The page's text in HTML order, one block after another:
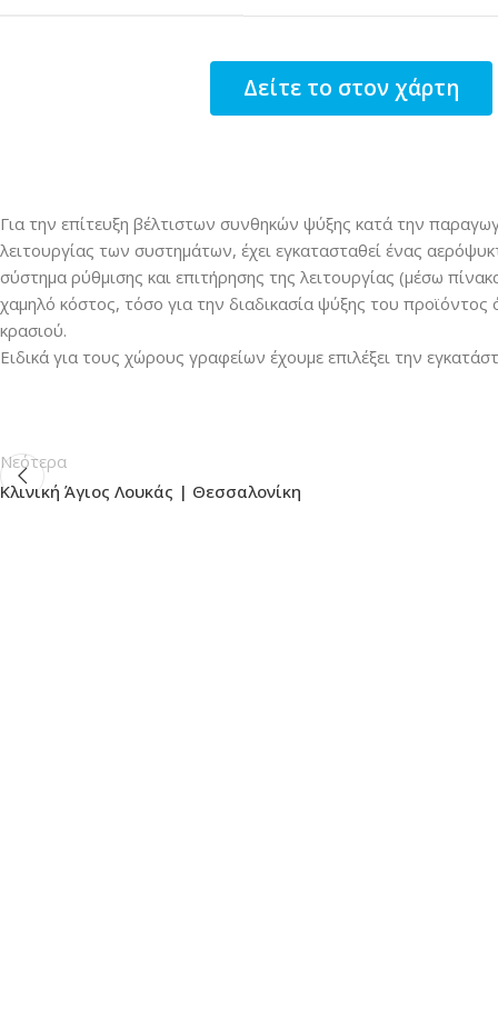
Δείτε το στον χάρτη
Για την επίτευξη βέλτιστων συνθηκών ψύξης κατά την
λειτουργίας των συστημάτων, έχει εγκατασταθεί ένας
σύστημα ρύθμισης και επιτήρησης της λειτουργίας (μέσω
χαμηλό κόστος, τόσο για την διαδικασία ψύξης του
κρασιού.
Ειδικά για τους χώρους γραφείων έχουμε επιλέξει την
Νεότερα
Κλινική Άγιος Λουκάς | Θεσσαλονίκη